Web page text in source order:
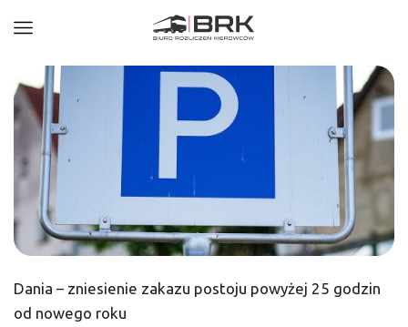
Dania – zniesienie zakazu postoju powyżej 25 godzin
od nowego roku